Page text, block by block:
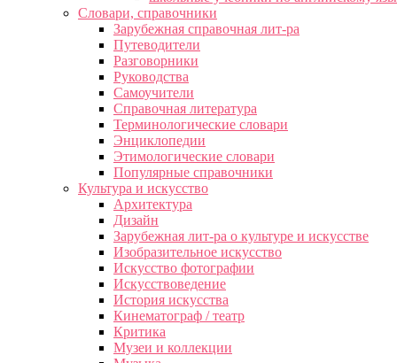
Словари, справочники
Зарубежная справочная лит-ра
Путеводители
Разговорники
Руководства
Самоучители
Справочная литература
Терминологические словари
Энциклопедии
Этимологические словари
Популярные справочники
Культура и искусство
Архитектура
Дизайн
Зарубежная лит-ра о культуре и искусстве
Изобразительное искусство
Искусство фотографии
Искусствоведение
История искусства
Кинематограф / театр
Критика
Музеи и коллекции